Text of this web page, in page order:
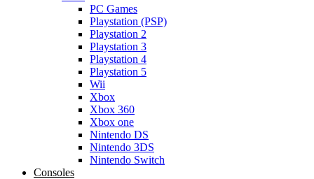
PC Games
Playstation (PSP)
Playstation 2
Playstation 3
Playstation 4
Playstation 5
Wii
Xbox
Xbox 360
Xbox one
Nintendo DS
Nintendo 3DS
Nintendo Switch
Consoles